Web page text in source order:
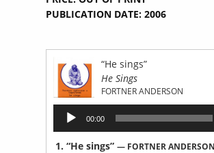
Publication date: 2006
“He sings”
He Sings
FORTNER ANDERSON
Audio
Player
00:00
1.“He sings”— FORTNER ANDERSON